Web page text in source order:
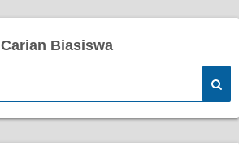
Carian Biasiswa